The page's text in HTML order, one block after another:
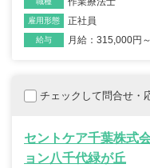
雇用形態 正社員
給与 月給：315,000円
チェックして問合せ・
セントケア千葉株式
ョン八千代緑が丘